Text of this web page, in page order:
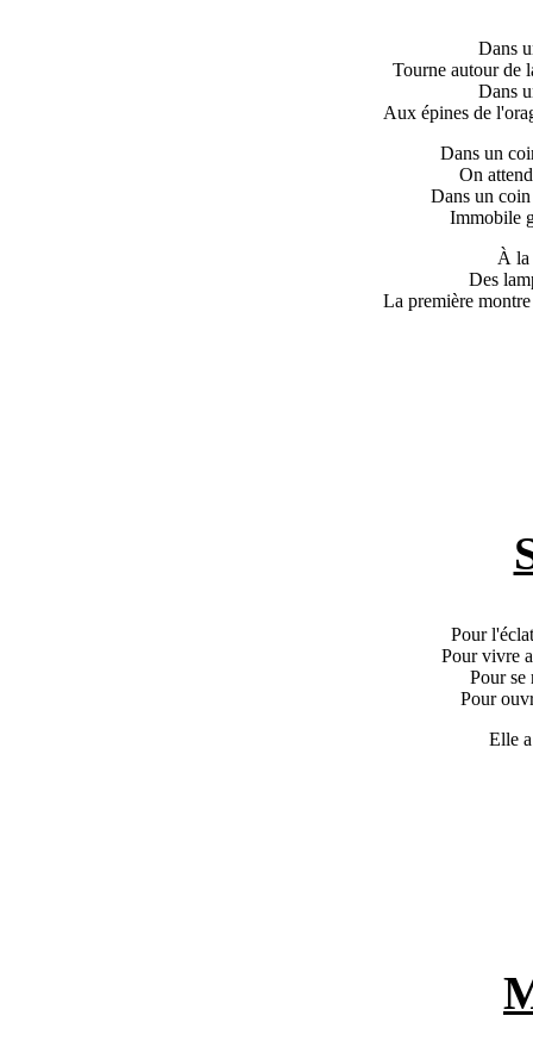
Dans
Tourne autour de
Dans
Aux épines de
Dans un
On
Dans un
Immobile
À la
Des
La première montre
Pour
Pour vivre
Pour se
Pour
Elle